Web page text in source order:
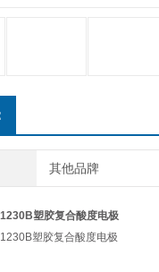
其他品牌
塑胶复合酸度电极
塑胶复合酸度电极